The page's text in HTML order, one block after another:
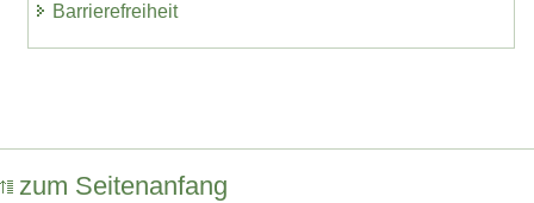
Barrierefreiheit
zum Seitenanfang